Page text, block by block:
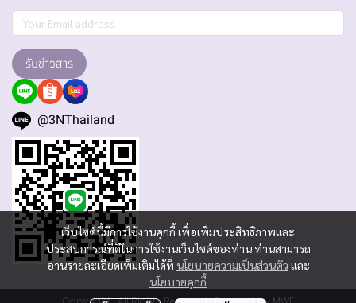
เว็บไซต์นี้มีการใช้งานคุกกี้ เพื่อเพิ่มประสิทธิภาพและ
ประสบการณ์ที่ดีในการใช้งานเว็บไซต์ของท่าน ท่านสามารถ
อ่านรายละเอียดเพิ่มเติมได้ที่ นโยบายความเป็นส่วนตัว และ
นโยบายคุกกี้
รับข่าวสาร
@3NThailand